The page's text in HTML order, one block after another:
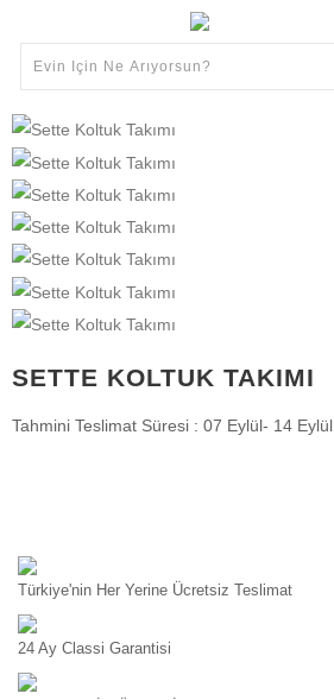
SETTE KOLTUK TAKIMI
Tahmini Teslimat Süresi : 07 Eylül- 14 Eylül
Türkiye'nin Her Yerine Ücretsiz Teslimat
24 Ay Classi Garantisi